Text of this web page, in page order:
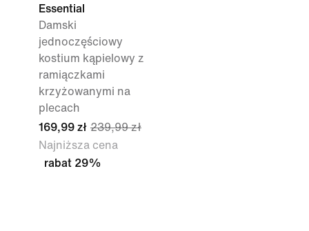
Essential
Damski
jednoczęściowy
kostium kąpielowy z
ramiączkami
krzyżowanymi na
plecach
169,99 zł 239,99 zł
Najniższa cena
rabat 29%